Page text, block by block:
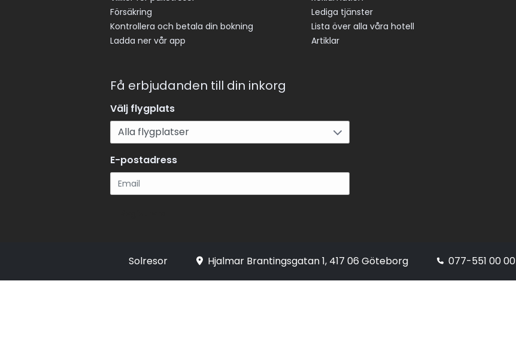
Försäkring
Kontrollera och betala din bokning
Ladda ner vår app
Lediga tjänster
Lista över alla våra hotell
Artiklar
Få erbjudanden till din inkorg
Välj flygplats
E-postadress
Solresor Hjalmar Brantingsgatan 1, 417 06 Göteborg 077-551 00 00